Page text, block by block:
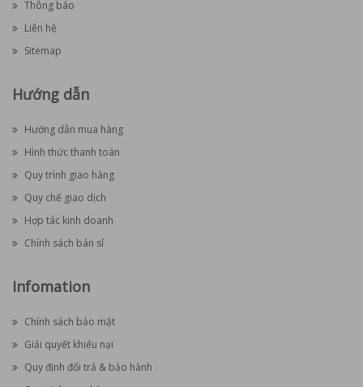
Thông báo
Liên hệ
Sitemap
Hướng dẫn
Hướng dẫn mua hàng
Hình thức thanh toán
Quy trình giao hàng
Quy chế giao dịch
Hợp tác kinh doanh
Chính sách bán sỉ
Infomation
Chính sách bảo mật
Giải quyết khiếu nại
Quy định đổi trả & bảo hành